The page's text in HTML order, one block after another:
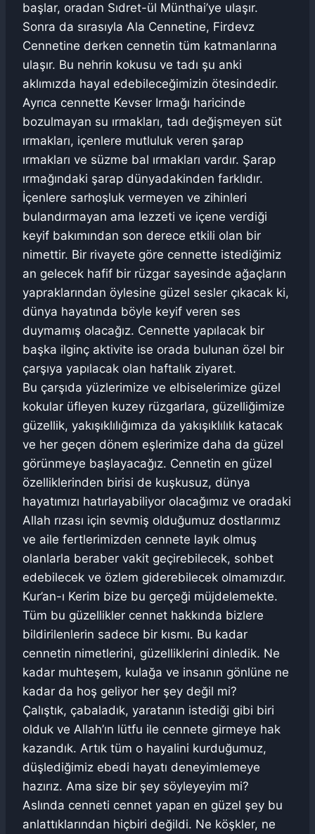
başlar, oradan Sıdret-ül Münthai’ye ulaşır.
Sonra da sırasıyla Ala Cennetine, Firdevz
Cennetine derken cennetin tüm katmanlarına
ulaşır. Bu nehrin kokusu ve tadı şu anki
aklımızda hayal edebileceğimizin ötesindedir.
Ayrıca cennette Kevser Irmağı haricinde
bozulmayan su ırmakları, tadı değişmeyen süt
ırmakları, içenlere mutluluk veren şarap
ırmakları ve süzme bal ırmakları vardır. Şarap
ırmağındaki şarap dünyadakinden farklıdır.
İçenlere sarhoşluk vermeyen ve zihinleri
bulandırmayan ama lezzeti ve içene verdiği
keyif bakımından son derece etkili olan bir
nimettir. Bir rivayete göre cennette istediğimiz
an gelecek hafif bir rüzgar sayesinde ağaçların
yapraklarından öylesine güzel sesler çıkacak ki,
dünya hayatında böyle keyif veren ses
duymamış olacağız. Cennette yapılacak bir
başka ilginç aktivite ise orada bulunan özel bir
çarşıya yapılacak olan haftalık ziyaret.
Bu çarşıda yüzlerimize ve elbiselerimize güzel
kokular üfleyen kuzey rüzgarlara, güzelliğimize
güzellik, yakışıklılığımıza da yakışıklılık katacak
ve her geçen dönem eşlerimize daha da güzel
görünmeye başlayacağız. Cennetin en güzel
özelliklerinden birisi de kuşkusuz, dünya
hayatımızı hatırlayabiliyor olacağımız ve oradaki
Allah rızası için sevmiş olduğumuz dostlarımız
ve aile fertlerimizden cennete layık olmuş
olanlarla beraber vakit geçirebilecek, sohbet
edebilecek ve özlem giderebilecek olmamızdır.
Kur’an-ı Kerim bize bu gerçeği müjdelemekte.
Tüm bu güzellikler cennet hakkında bizlere
bildirilenlerin sadece bir kısmı. Bu kadar
cennetin nimetlerini, güzelliklerini dinledik. Ne
kadar muhteşem, kulağa ve insanın gönlüne ne
kadar da hoş geliyor her şey değil mi?
Çalıştık, çabaladık, yaratanın istediği gibi biri
olduk ve Allah’ın lütfu ile cennete girmeye hak
kazandık. Artık tüm o hayalini kurduğumuz,
düşlediğimiz ebedi hayatı deneyimlemeye
hazırız. Ama size bir şey söyleyeyim mi?
Aslında cenneti cennet yapan en güzel şey bu
anlattıklarından hiçbiri değildi. Ne köşkler, ne